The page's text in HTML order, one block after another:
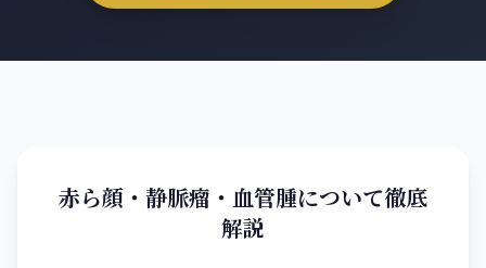
赤ら顔・静脈瘤・血管腫について徹底
解説